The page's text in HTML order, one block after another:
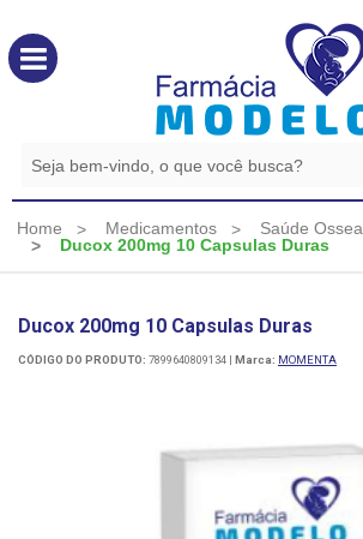
Home Medicamentos
Saúde Ossea
Ducox 200mg 10 Capsulas Duras
Ducox 200mg 10 Capsulas Duras
CÓDIGO DO PRODUTO: 7899640809134 | Marca: MOMENTA